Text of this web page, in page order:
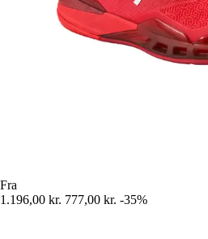
Fra
1.196,00 kr. 777,00 kr. -35%